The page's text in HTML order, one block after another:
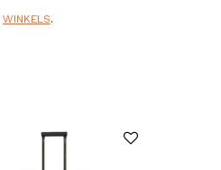
WINKELS.